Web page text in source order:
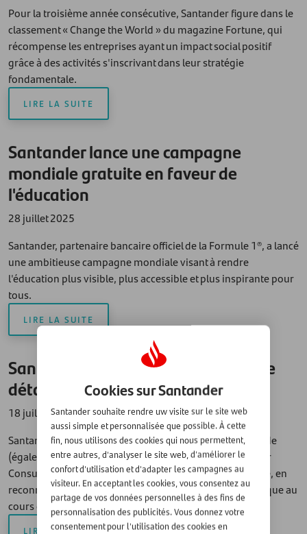
Pour la troisième année consécutive, Santander figure dans le
classement « Change the World » du magazine Fortune, qui
récompense les entreprises ayant un impact social positif
grâce à des activités s'inscrivant dans leur stratégie
fondamentale.
LIRE LA SUITE
Santander lance une campagne
mondiale gratuite en faveur de
l'éducation
28 juillet 2025
Santander, partenaire bancaire officiel de la Formule 1®, a lancé
une ambitieuse campagne mondiale visant à rendre
l'éducation plus visible, plus accessible et plus inspirante pour
tous.
LIRE LA SUITE
Santander élue meilleure banque de
détail au monde
18 juillet 2025 - Euromoney
Santander a été élue meilleure banque de détail au monde
(également connue sous le nom de « Global Best Bank for
Consumers ») lors des Euromoney Awards for Excellence, en
reconnaissance de la transformation qu'a opérée la banque au
cours des deux dernières années.
LIRE LA SUITE
Cookies sur Santander
Santander souhaite rendre uw visite sur le site web
aussi simple et personnalisée que possible. À cette
fin, nous utilisons des cookies qui nous permettent,
entre autres, d'analyser le site web, d'améliorer le
confort d'utilisation et d'adapter les campagnes au
visiteur. En acceptant les cookies, vous consentez au
partage de vos données personnelles à des fins de
personnalisation des publicités. Vous donnez votre
consentement pour l'utilisation des cookies en